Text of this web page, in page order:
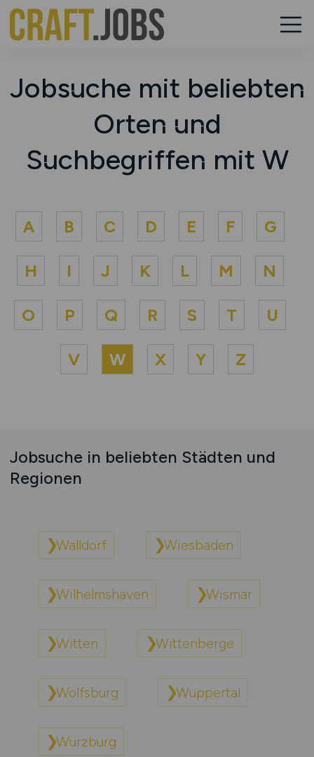
Jobsuche mit beliebten
Orten und
Suchbegriffen mit W
A B C D E F G
H I J K L M N
O P Q R S T U
V W X Y Z
Jobsuche in beliebten Städten und
Regionen
Walldorf Wiesbaden
Wilhelmshaven Wismar
Witten Wittenberge
Wolfsburg Wuppertal
Würzburg